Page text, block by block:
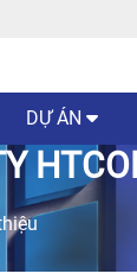
DỰ ÁN